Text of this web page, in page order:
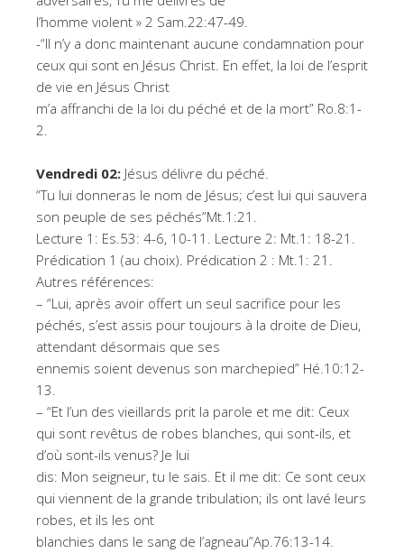
l’homme violent » 2 Sam.22:47-49.
-“Il n’y a donc maintenant aucune condamnation pour
ceux qui sont en Jésus Christ. En effet, la loi de l’esprit
de vie en Jésus Christ
m’a affranchi de la loi du péché et de la mort” Ro.8:1-
2.
Vendredi 02: Jésus délivre du péché.
“Tu lui donneras le nom de Jésus; c’est lui qui sauvera
son peuple de ses péchés”Mt.1:21.
Lecture 1: Es.53: 4-6, 10-11. Lecture 2: Mt.1: 18-21.
Prédication 1 (au choix). Prédication 2 : Mt.1: 21.
Autres références:
– “Lui, après avoir offert un seul sacrifice pour les
péchés, s’est assis pour toujours à la droite de Dieu,
attendant désormais que ses
ennemis soient devenus son marchepied” Hé.10:12-
13.
– “Et l’un des vieillards prit la parole et me dit: Ceux
qui sont revêtus de robes blanches, qui sont-ils, et
d’où sont-ils venus? Je lui
dis: Mon seigneur, tu le sais. Et il me dit: Ce sont ceux
qui viennent de la grande tribulation; ils ont lavé leurs
robes, et ils les ont
blanchies dans le sang de l’agneau”Ap.76:13-14.